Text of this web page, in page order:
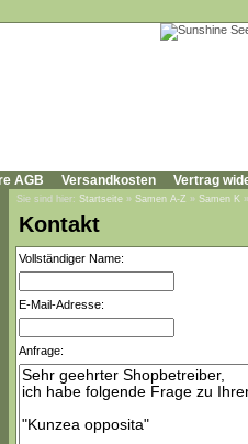
AGB Versandkosten Vertrag
Sie sind hier: Startseite » Samen A-Z » Samen K
Kontakt
Vollständiger Name:
E-Mail-Adresse:
Anfrage: